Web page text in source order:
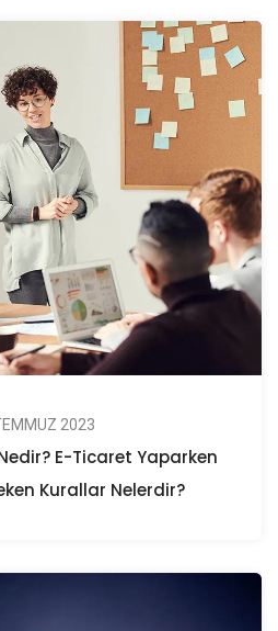
2023
E-Ticaret Yaparken
Kurallar Nelerdir?